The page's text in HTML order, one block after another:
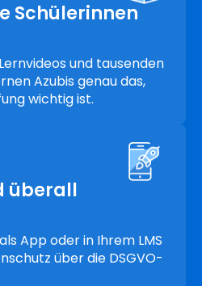
Schülerinnen
und tausenden
Azubis genau das,
wichtig ist.
überall
App oder in Ihrem LMS
über die DSGVO-